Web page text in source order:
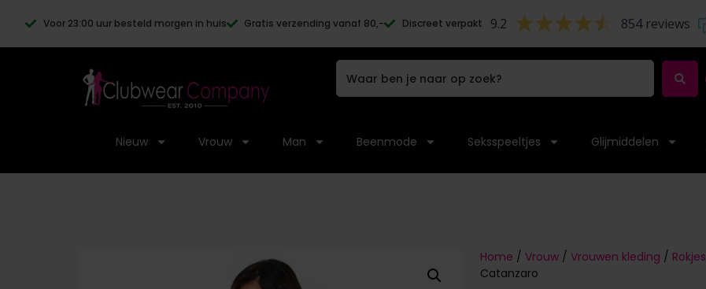
Voor 23:00 uur besteld morgen in huis Gratis verzending vanaf 80,- Discreet verpakt 9.2 854 reviews
Nieuw Vrouw Man Beenmode Seksspeeltjes Glijmiddelen
Home / Vrouw/ Vrouwen kleding / Rokjes
Catanzaro